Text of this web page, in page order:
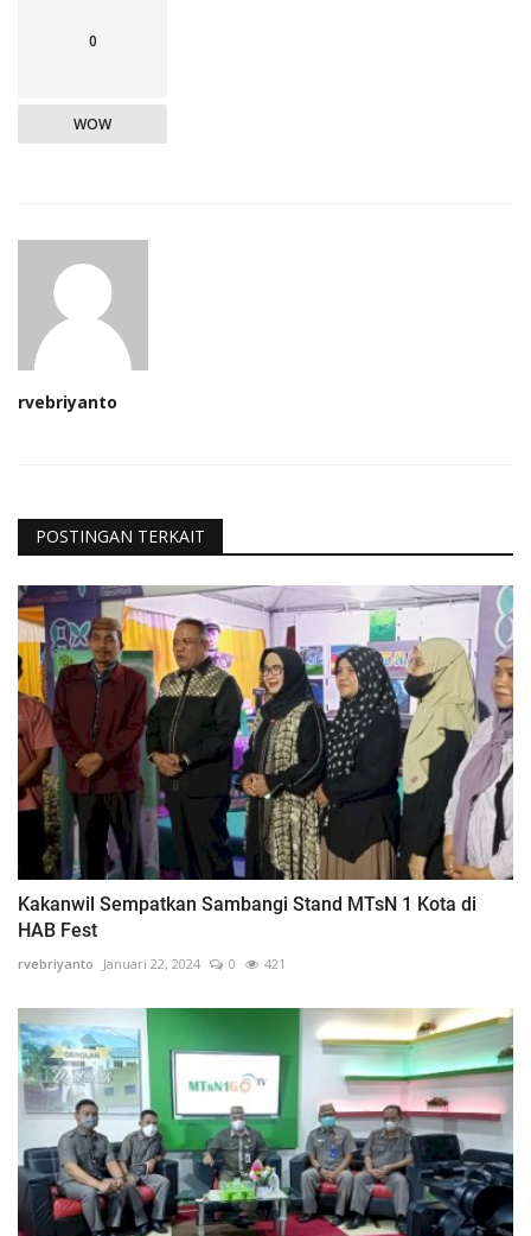
0
WOW
rvebriyanto
POSTINGAN TERKAIT
Kakanwil Sempatkan Sambangi Stand MTsN 1 Kota di
HAB Fest
rvebriyanto Januari 22, 2024 0 421